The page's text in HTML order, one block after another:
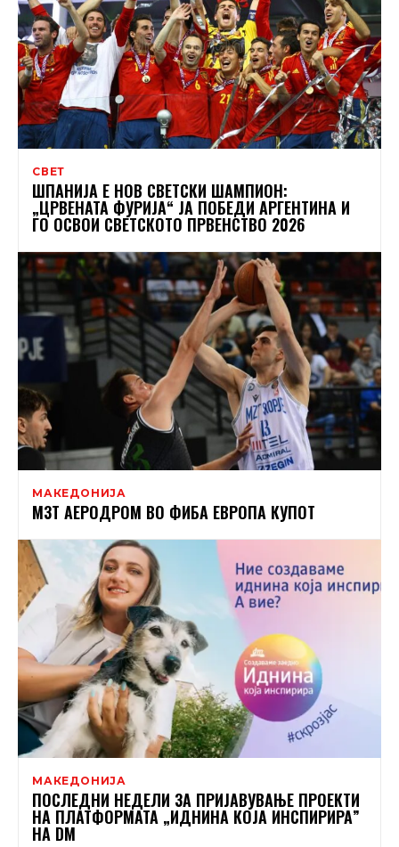
СВЕТ
ШПАНИЈА Е НОВ СВЕТСКИ ШАМПИОН:
„ЦРВЕНАТА ФУРИЈА“ ЈА ПОБЕДИ АРГЕНТИНА И
ГО ОСВОИ СВЕТСКОТО ПРВЕНСТВО 2026
МАКЕДОНИЈА
МЗТ АЕРОДРОМ ВО ФИБА ЕВРОПА КУПОТ
МАКЕДОНИЈА
ПОСЛЕДНИ НЕДЕЛИ ЗА ПРИЈАВУВАЊЕ ПРОЕКТИ
НА ПЛАТФОРМАТА „ИДНИНА КОЈА ИНСПИРИРА”
НА DM